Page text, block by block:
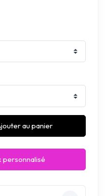
au panier
personnalisé